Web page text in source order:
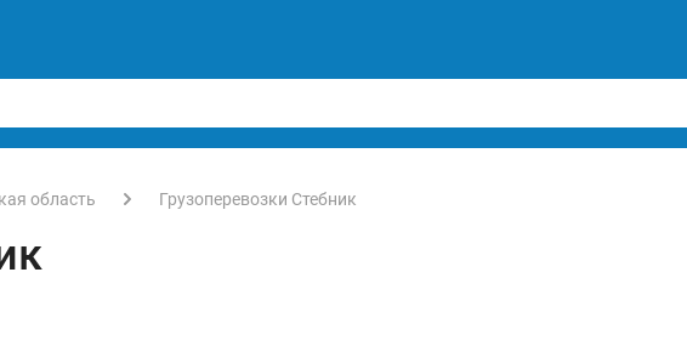
область Грузоперевозки Стебник